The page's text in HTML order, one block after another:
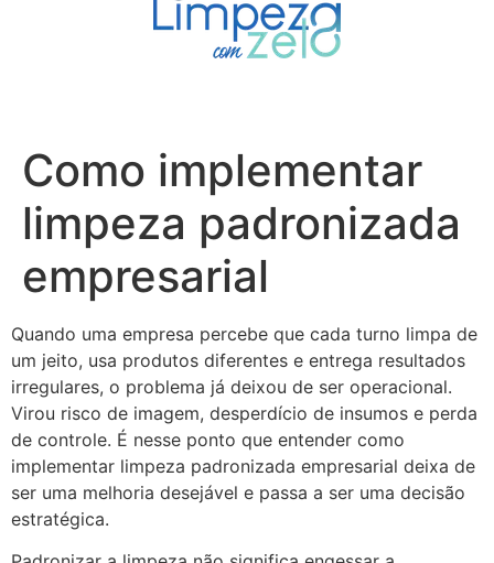
Como implementar
limpeza padronizada
empresarial
Quando uma empresa percebe que cada turno limpa de
um jeito, usa produtos diferentes e entrega resultados
irregulares, o problema já deixou de ser operacional.
Virou risco de imagem, desperdício de insumos e perda
de controle. É nesse ponto que entender como
implementar limpeza padronizada empresarial deixa de
ser uma melhoria desejável e passa a ser uma decisão
estratégica.